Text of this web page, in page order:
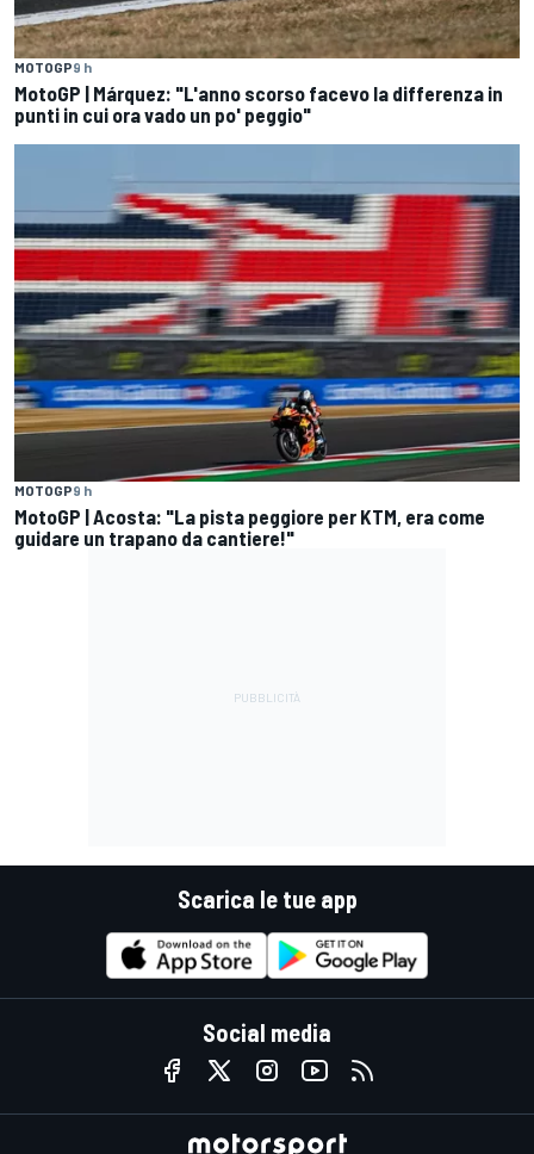
MOTOGP9 h
MotoGP | Márquez: "L'anno scorso facevo la differenza in
punti in cui ora vado un po' peggio"
MOTOGP9 h
MotoGP | Acosta: "La pista peggiore per KTM, era come
guidare un trapano da cantiere!"
Scarica le tue app
Social media